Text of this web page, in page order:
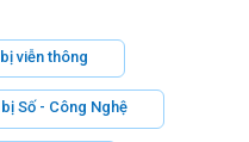
viễn thông
Số - Công Nghệ